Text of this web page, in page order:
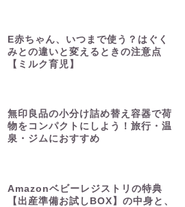
E赤ちゃん、いつまで使う？はぐく
みとの違いと変えるときの注意点
【ミルク育児】
無印良品の小分け詰め替え容器で荷
物をコンパクトにしよう！旅行・温
泉・ジムにおすすめ
Amazonベビーレジストリの特典
【出産準備お試しBOX】の中身と、